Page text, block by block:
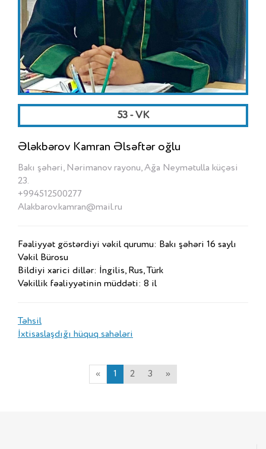
53 - VK
Ələkbərov Kamran Əlsəftər oğlu
Bakı şəhəri, Nərimanov rayonu, Ağa Neymətulla küçəsi
23.
+994512500277
Alakbarov.kamran@mail.ru
Fəaliyyət göstərdiyi vəkil qurumu: Bakı şəhəri 16 saylı
Vəkil Bürosu
Bildiyi xarici dillər: İngilis, Rus, Türk
Vəkillik fəaliyyətinin müddəti: 8 il
Təhsil
İxtisaslaşdığı hüquq sahələri
« 1 2 3 »